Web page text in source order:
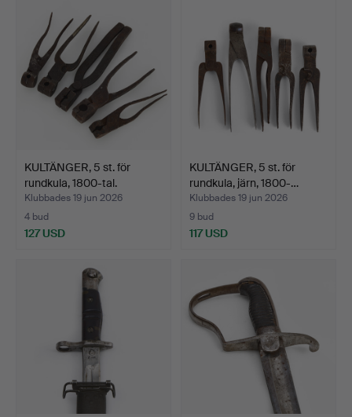
KULTÄNGER, 5 st. för
rundkula, 1800-tal.
Klubbades 19 jun 2026
4 bud
127 USD
KULTÄNGER, 5 st. för
rundkula, järn, 1800-…
Klubbades 19 jun 2026
9 bud
117 USD